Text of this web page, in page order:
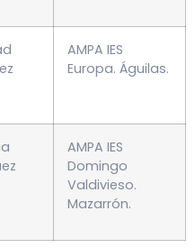
AMPA IES
Europa. Águilas.
AMPA IES
Domingo
Valdivieso.
Mazarrón.